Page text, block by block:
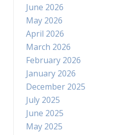
June 2026
May 2026
April 2026
March 2026
February 2026
January 2026
December 2025
July 2025
June 2025
May 2025